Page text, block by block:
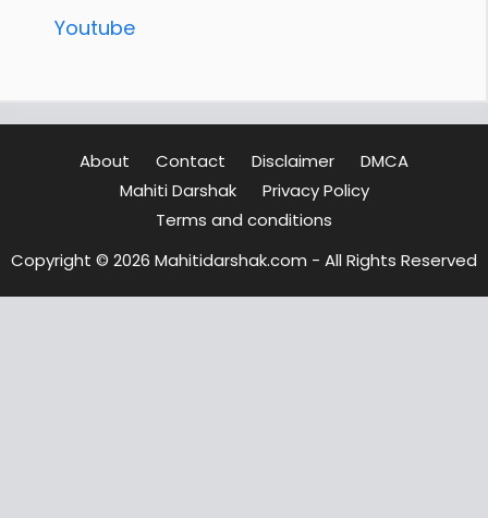
Youtube
About Contact Disclaimer
DMCA
Mahiti Darshak
Privacy Policy
Terms and conditions
Copyright © 2026 Mahitidarshak.com - All Rights Reserved